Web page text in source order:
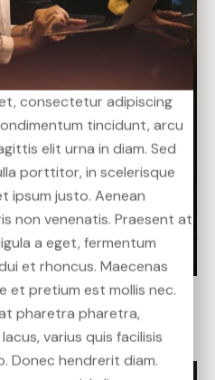
service
consectetur adipiscing
tincidunt, arcu
elit urna in diam. Sed
porttitor, in scelerisque
ipsum justo. Aenean
non venenatis. Praesent at
a eget, fermentum
et rhoncus. Maecenas
et pretium est mollis nec.
pharetra pharetra,
varius quis facilisis
Donec hendrerit diam.
consectetur adipiscing
tincidunt, arcu
elit urna in diam. Sed
porttitor, in scelerisque
ipsum justo. Aenean
non venenatis. Praesent at
a eget, fermentum
et rhoncus. Maecenas
et pretium est mollis nec.
pharetra pharetra,
varius quis facilisis
Donec hendrerit diam.
consectetur adipiscing
tincidunt, arcu
elit urna in diam. Sed
porttitor, in scelerisque
ipsum justo. Aenean
non venenatis. Praesent at
a eget, fermentum
et rhoncus. Maecenas
et pretium est mollis nec.
pharetra pharetra,
varius quis facilisis
Donec hendrerit diam.